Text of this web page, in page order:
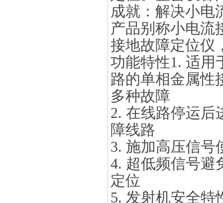
成就：解决小电
产品别称小电流
接地故障定位仪
功能特性1. 适用
路的单相金属性
多种故障
2. 在线路停运后
障线路
3. 施加高压信号
4. 超低频信号避
定位
5. 发射机安全特